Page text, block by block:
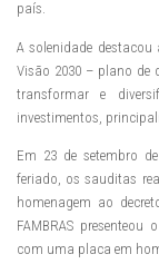
país.
A solenidade
Visão 2030 – plano de
transformar e
investimentos,
Em 23 de setembro
feriado, os sauditas
homenagem ao
FAMBRAS
com uma placa em